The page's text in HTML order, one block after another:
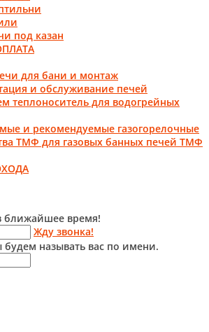
под казан
для бани и монтаж
и обслуживание печей
теплоноситель для водогрейных
и рекомендуемые газогорелочные
ТМФ для газовых банных печей ТМФ
ближайшее время!
Жду звонка!
будем называть вас по имени.